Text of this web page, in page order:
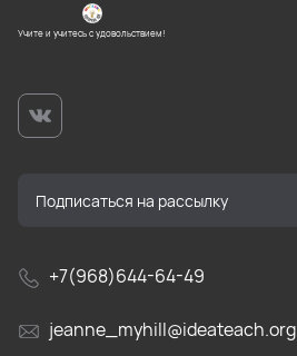
Учите и учитесь с удовольствием!
+7(968)644-64-49
jeanne_myhill@ideateach.org